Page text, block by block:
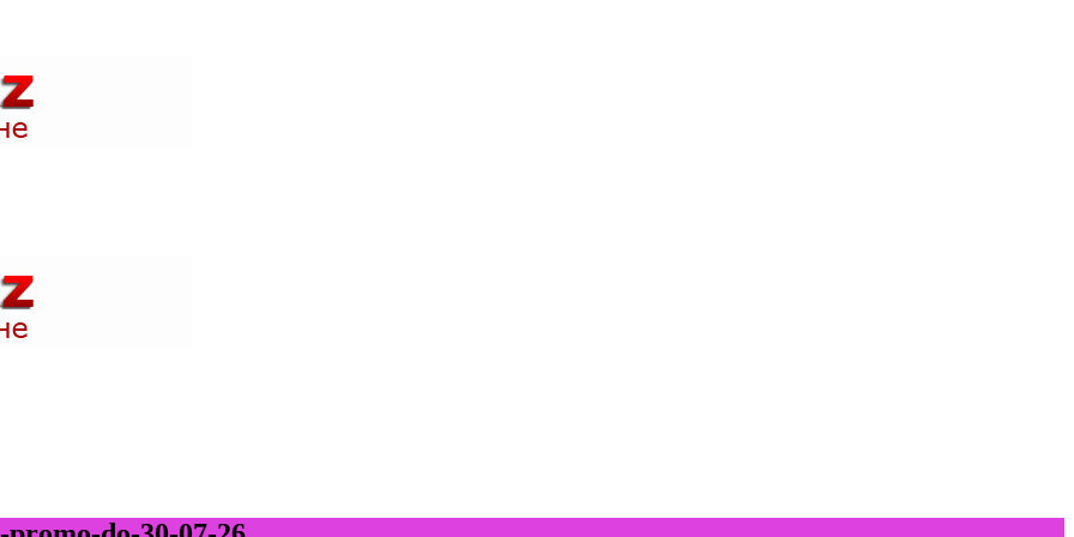
в магазинах вашего города и быть в курсе где проходят новые акции и скидки.
в магазинах вашего города и быть в курсе где проходят новые акции и скидки.